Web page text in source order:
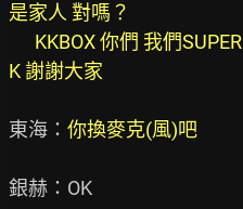
是家人 對嗎？
K 謝謝大家
東海： 你換麥克(風)吧
銀赫：OK